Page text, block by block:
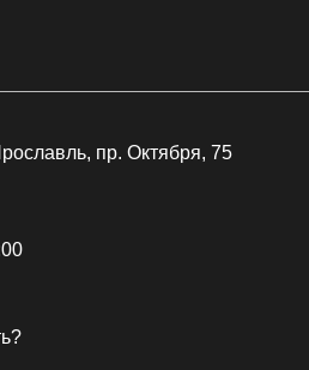
, пр. Октября, 75